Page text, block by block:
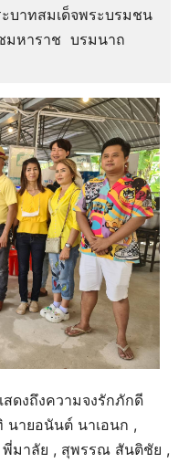
าทสมเด็จพระบรมชน
มหาราช บรมนาถ
ดงถึงความจงรักภักดี
นายอนันต์ นาเอนก ,
มาลัย , สุพรรณ สันติชัย ,